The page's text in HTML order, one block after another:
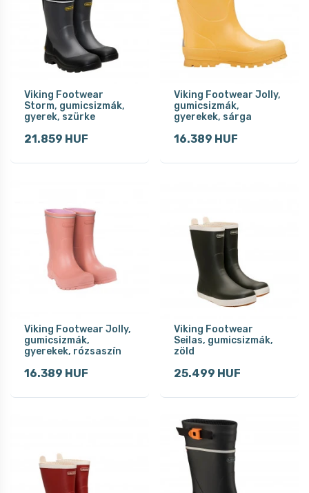
Viking Footwear
Storm, gumicsizmák,
gyerek, szürke
21.859 HUF
Viking Footwear Jolly,
gumicsizmák,
gyerekek, sárga
16.389 HUF
Viking Footwear Jolly,
gumicsizmák,
gyerekek, rózsaszín
16.389 HUF
Viking Footwear
Seilas, gumicsizmák,
zöld
25.499 HUF